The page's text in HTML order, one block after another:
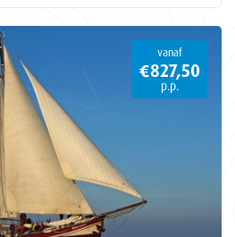
vanaf
€827,50
p.p.